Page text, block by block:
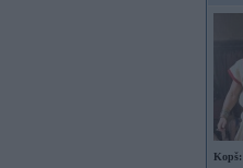
Kopš: